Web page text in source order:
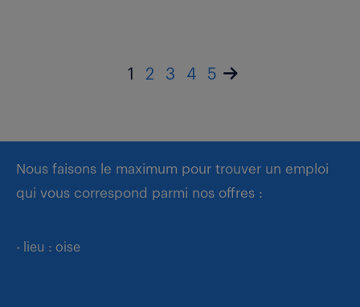
1 2 3 4 5
Nous faisons le maximum pour trouver un emploi
qui vous correspond parmi nos offres :
- lieu : oise